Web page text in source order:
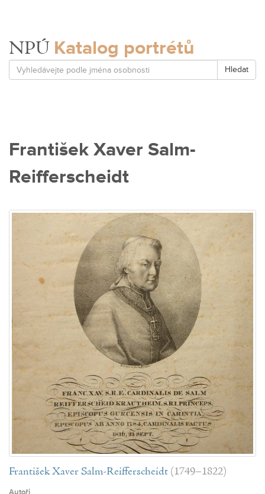
NPÚ Katalog portrétů
Hledat
František Xaver Salm-
Reifferscheidt
František Xaver Salm-Reifferscheidt (1749–1822)